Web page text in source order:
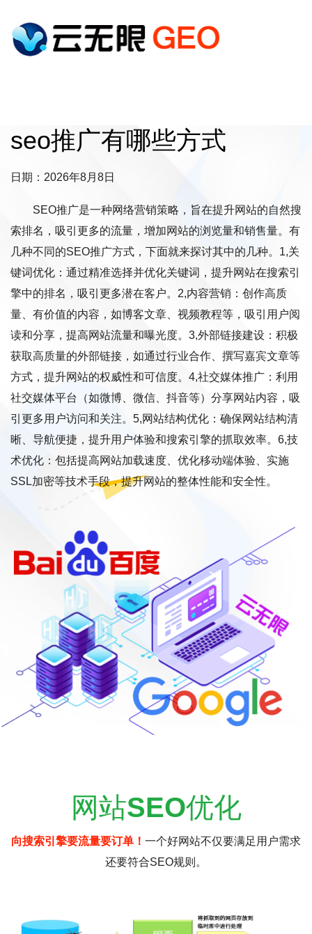
seo推广有哪些方式
日期：2026年8月8日
SEO推广是一种网络营销策略，旨在提升网站的自然搜
索排名，吸引更多的流量，增加网站的浏览量和销售量。有
几种不同的SEO推广方式，下面就来探讨其中的几种。1,关
键词优化：通过精准选择并优化关键词，提升网站在搜索引
擎中的排名，吸引更多潜在客户。2,内容营销：创作高质
量、有价值的内容，如博客文章、视频教程等，吸引用户阅
读和分享，提高网站流量和曝光度。3,外部链接建设：积极
获取高质量的外部链接，如通过行业合作、撰写嘉宾文章等
方式，提升网站的权威性和可信度。4,社交媒体推广：利用
社交媒体平台（如微博、微信、抖音等）分享网站内容，吸
引更多用户访问和关注。5,网站结构优化：确保网站结构清
晰、导航便捷，提升用户体验和搜索引擎的抓取效率。6,技
术优化：包括提高网站加载速度、优化移动端体验、实施
SSL加密等技术手段，提升网站的整体性能和安全性。
网站SEO优化
向搜索引擎要流量要订单！ 一个好网站不仅要满足用户需求
还要符合SEO规则。